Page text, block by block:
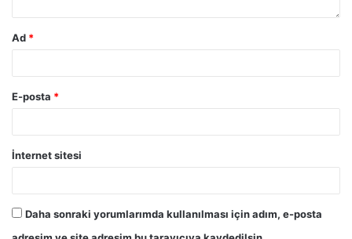
Ad *
E-posta *
İnternet sitesi
Daha sonraki yorumlarımda kullanılması için adım, e-posta